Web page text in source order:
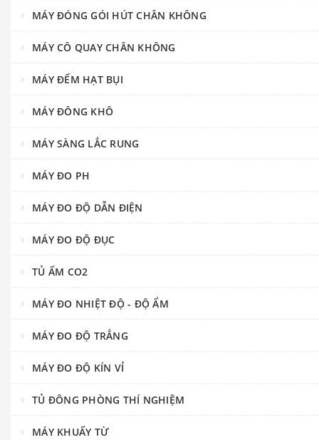
MÁY ĐÓNG GÓI HÚT CHÂN KHÔNG
MÁY CÔ QUAY CHÂN KHÔNG
MÁY ĐẾM HẠT BỤI
MÁY ĐÔNG KHÔ
MÁY SÀNG LẮC RUNG
MÁY ĐO PH
MÁY ĐO ĐỘ DẪN ĐIỆN
MÁY ĐO ĐỘ ĐỤC
TỦ ẤM CO2
MÁY ĐO NHIỆT ĐỘ - ĐỘ ẨM
MÁY ĐO ĐỘ TRẮNG
MÁY ĐO ĐỘ KÍN VỈ
TỦ ĐÔNG PHÒNG THÍ NGHIỆM
MÁY KHUẤY TỪ